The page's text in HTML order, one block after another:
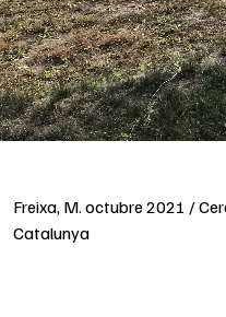
Freixa, M. octubre 2021 /
Catalunya